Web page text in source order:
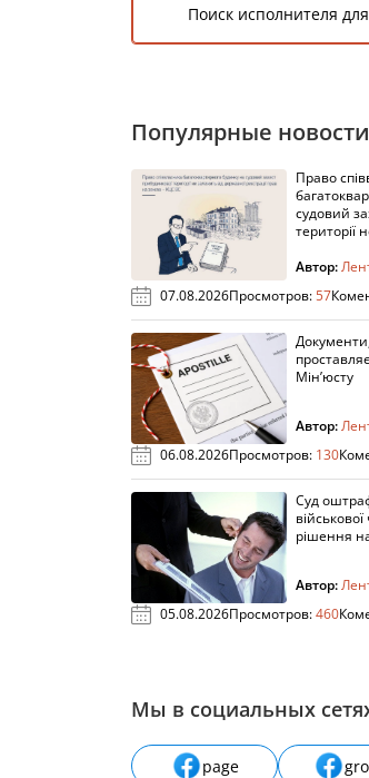
Поиск исполнителя
Популярные новости
Право
судовий
території
Автор:
07.08.2026Просмотров:57
Мін’юсту
Автор:
06.08.2026Просмотров: 130
Суд
рішення
Автор:
05.08.2026Просмотров:460
Мы в социальных
page